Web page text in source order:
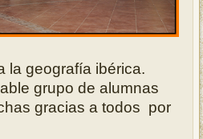
la geografía ibérica.
grupo de alumnas
gracias a todos por